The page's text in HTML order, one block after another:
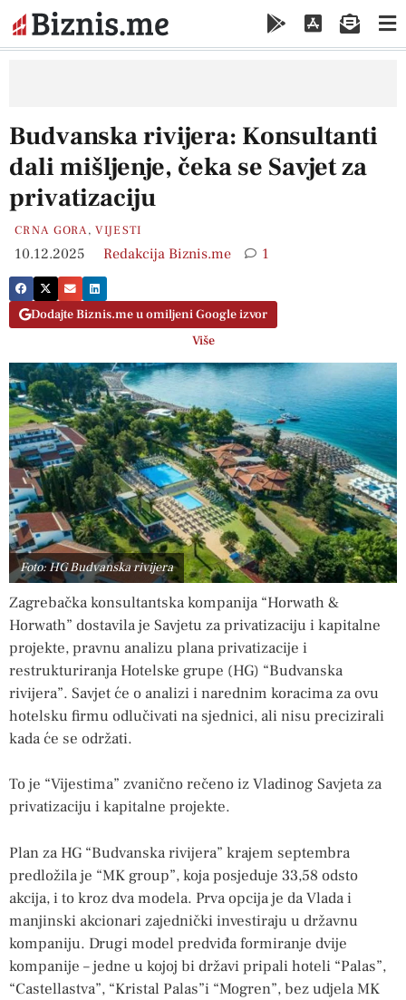
Budvanska rivijera: Konsultanti
dali mišljenje, čeka se Savjet za
privatizaciju
CRNA GORA,VIJESTI
10.12.2025 Redakcija Biznis.me 1
Dodajte Biznis.me u omiljeni Google izvor
Više
Foto: HG Budvanska rivijera
Zagrebačka konsultantska kompanija “Horwath &
Horwath” dostavila je Savjetu za privatizaciju i kapitalne
projekte, pravnu analizu plana privatizacije i
restrukturiranja Hotelske grupe (HG) “Budvanska
rivijera”. Savjet će o analizi i narednim koracima za ovu
hotelsku firmu odlučivati na sjednici, ali nisu precizirali
kada će se održati.
To je “Vijestima” zvanično rečeno iz Vladinog Savjeta za
privatizaciju i kapitalne projekte.
Plan za HG “Budvanska rivijera” krajem septembra
predložila je “MK group”, koja posjeduje 33,58 odsto
akcija, i to kroz dva modela. Prva opcija je da Vlada i
manjinski akcionari zajednički investiraju u državnu
kompaniju. Drugi model predviđa formiranje dvije
kompanije – jedne u kojoj bi državi pripali hoteli “Palas”,
“Castellastva”, “Kristal Palas”i “Mogren”, bez udjela MK